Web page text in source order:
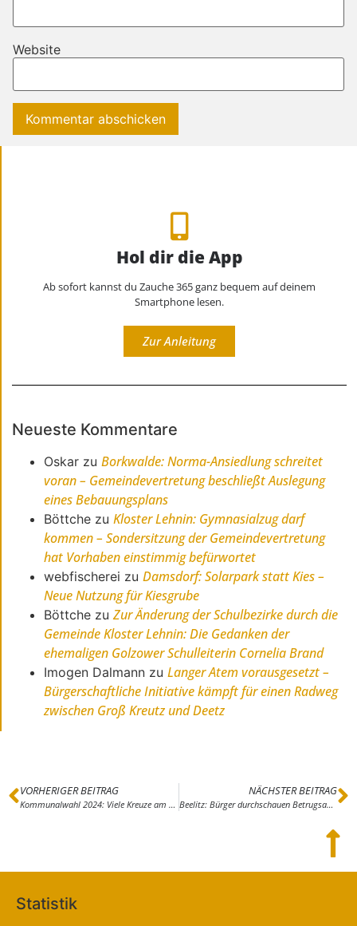
Website
Hol dir die App
Ab sofort kannst du Zauche 365 ganz bequem auf deinem
Smartphone lesen.
Zur Anleitung
Neueste Kommentare
Oskar zuBorkwalde: Norma-Ansiedlung schreitet
voran – Gemeindevertretung beschließt Auslegung
eines Bebauungsplans
Böttche zuKloster Lehnin: Gymnasialzug darf
kommen – Sondersitzung der Gemeindevertretung
hat Vorhaben einstimmig befürwortet
webfischerei zuDamsdorf: Solarpark statt Kies –
Neue Nutzung für Kiesgrube
Böttche zuZur Änderung der Schulbezirke durch die
Gemeinde Kloster Lehnin: Die Gedanken der
ehemaligen Golzower Schulleiterin Cornelia Brand
Imogen Dalmann zuLanger Atem vorausgesetzt –
Bürgerschaftliche Initiative kämpft für einen Radweg
zwischen Groß Kreutz und Deetz
VORHERIGER BEITRAG
Kommunalwahl 2024: Viele Kreuze am 09.06.24 – Wer, wie viel und wo darf man ein Kreuz machen
NÄCHSTER BEITRAG
Beelitz: Bürger durchschauen Betrugsanruf
Statistik